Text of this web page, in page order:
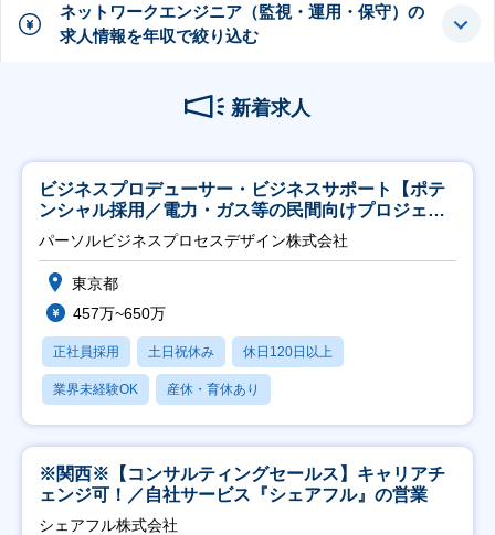
ネットワークエンジニア（監視・運用・保守）の
求人情報を年収で絞り込む
新着求人
ビジネスプロデューサー・ビジネスサポート【ポテ
ンシャル採用／電力・ガス等の民間向けプロジェク
ト推進】
パーソルビジネスプロセスデザイン株式会社
東京都
457万~650万
正社員採用 土日祝休み 休日120日以上
業界未経験OK 産休・育休あり
※関西※【コンサルティングセールス】キャリアチ
ェンジ可！／自社サービス『シェアフル』の営業
シェアフル株式会社